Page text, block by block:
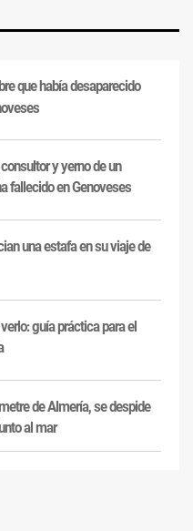
que había desaparecido
y yerno de un
fallecido en Genoveses
una estafa en su viaje de
guía práctica para el
de Almería, se despide
al mar